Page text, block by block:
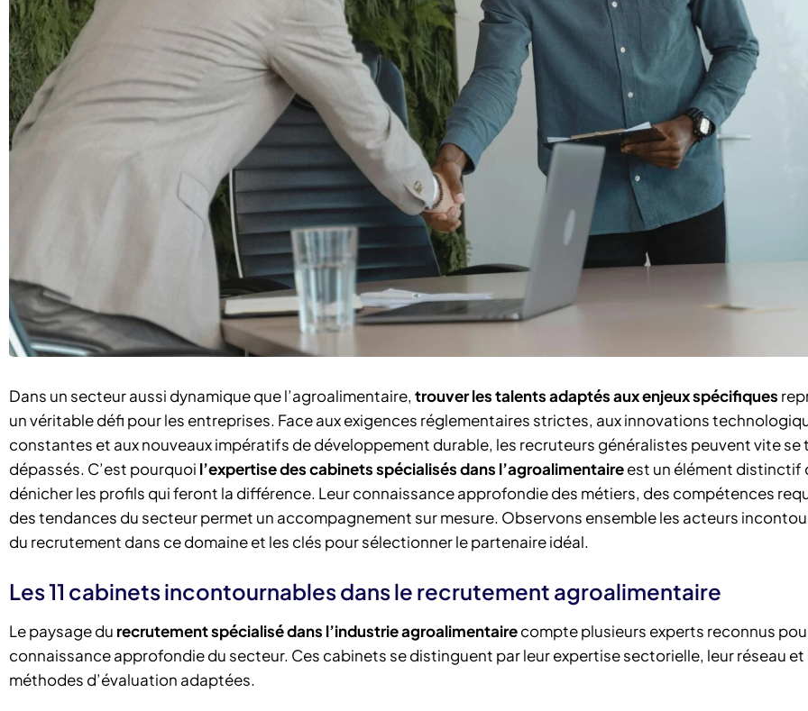
Dans un secteur aussi dynamique que l’agroalimentaire, trouver les talents adaptés aux enjeux spécifiques
un véritable défi pour les entreprises. Face aux exigences réglementaires strictes, aux innovations
constantes et aux nouveaux impératifs de développement durable, les recruteurs généralistes peuvent vite se
dépassés. C’est pourquoi l’expertise des cabinets spécialisés dans l’agroalimentaireest un élément distinctif
dénicher les profils qui feront la différence. Leur connaissance approfondie des métiers, des compétences
des tendances du secteur permet un accompagnement sur mesure. Observons ensemble les acteurs
du recrutement dans ce domaine et les clés pour sélectionner le partenaire idéal.
Les 11 cabinets incontournables dans le recrutement agroalimentaire
Le paysage du recrutement spécialisé dans l’industrie agroalimentairecompte plusieurs experts reconnus
connaissance approfondie du secteur. Ces cabinets se distinguent par leur expertise sectorielle, leur réseau et
méthodes d’évaluation adaptées.